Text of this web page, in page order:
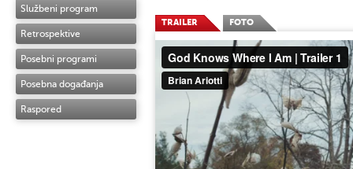
Službeni program
Retrospektive
Posebni programi
Posebna događanja
Raspored
TRAILER FOTO